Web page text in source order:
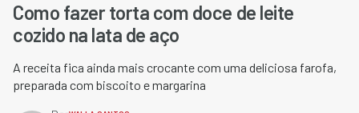
Como fazer torta com doce de leite
cozido na lata de aço
A receita fica ainda mais crocante com uma deliciosa farofa,
preparada com biscoito e margarina